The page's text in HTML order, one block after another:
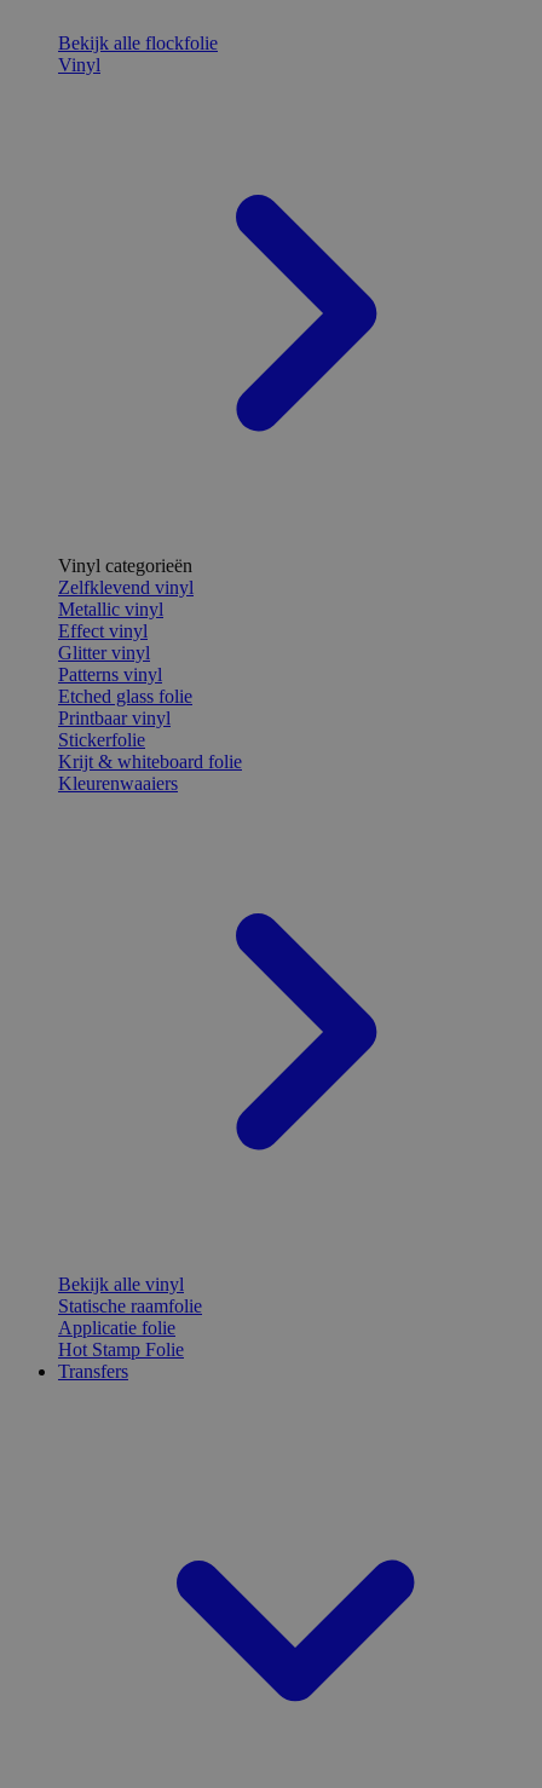
Bekijk alle flockfolie
Vinyl
Vinyl categorieën
Zelfklevend vinyl
Metallic vinyl
Effect vinyl
Glitter vinyl
Patterns vinyl
Etched glass folie
Printbaar vinyl
Stickerfolie
Krijt & whiteboard folie
Kleurenwaaiers
Bekijk alle vinyl
Statische raamfolie
Applicatie folie
Hot Stamp Folie
Transfers